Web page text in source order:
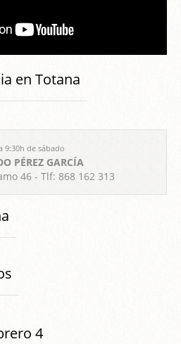
4
en Totana
9:30h de sábado
PÉREZ GARCÍA
46 - Tlf: 868 162 313